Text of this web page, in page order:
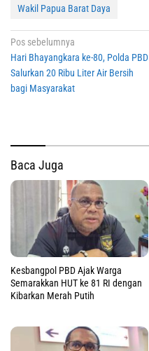
Wakil Papua Barat Daya
Navigasi
pos
Pos sebelumnya
Hari Bhayangkara ke-80, Polda PBD
Salurkan 20 Ribu Liter Air Bersih
bagi Masyarakat
Baca Juga
Kesbangpol PBD Ajak Warga
Semarakkan HUT ke 81 RI dengan
Kibarkan Merah Putih